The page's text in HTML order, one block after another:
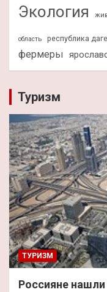
Экология
область республика
фермеры
Туризм
ТУРИЗМ
Россияне